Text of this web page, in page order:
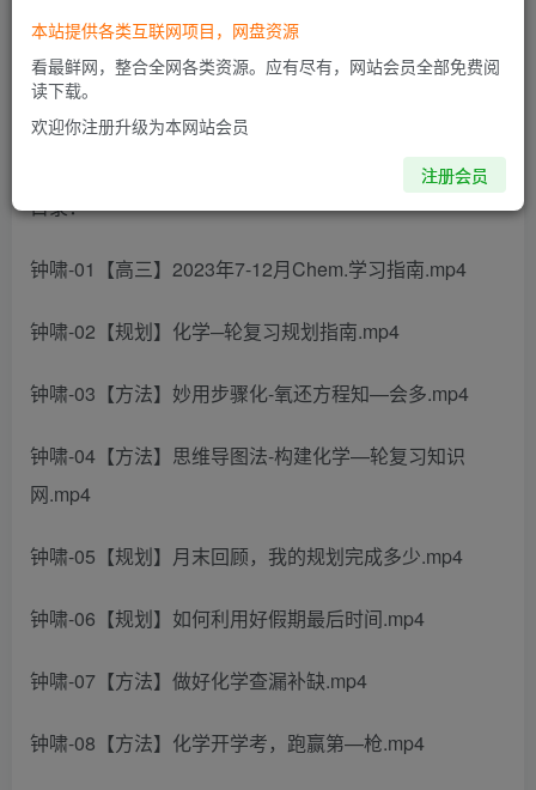
此内容为付费阅读，请付费后查看
2024高三高考化学 钟啸 一轮暑假班 完结
目录：
钟啸-01【高三】2023年7-12月Chem.学习指南.mp4
钟啸-02【规划】化学─轮复习规划指南.mp4
钟啸-03【方法】妙用步骤化-氧还方程知—会多.mp4
钟啸-04【方法】思维导图法-构建化学—轮复习知识
网.mp4
钟啸-05【规划】月末回顾，我的规划完成多少.mp4
钟啸-06【规划】如何利用好假期最后时间.mp4
钟啸-07【方法】做好化学查漏补缺.mp4
钟啸-08【方法】化学开学考，跑赢第—枪.mp4
本站提供各类互联网项目，网盘资源
看最鲜网，整合全网各类资源。应有尽有，网站会员全部免费阅
读下载。
欢迎你注册升级为本网站会员
注册会员